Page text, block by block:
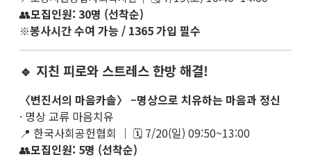
👥모집인원: 30명 (선착순)
※봉사시간 수여 가능 / 1365 가입 필수
🔹 지친 피로와 스트레스 한방 해결!
〈변진서의 마음카솔〉 –명상으로 치유하는 마음과 정신
· 명상 교류 마음치유
📍 한국사회공헌협회 ｜ 🗓 7/20(일) 09:50~13:00
👥모집인원: 5명 (선착순)